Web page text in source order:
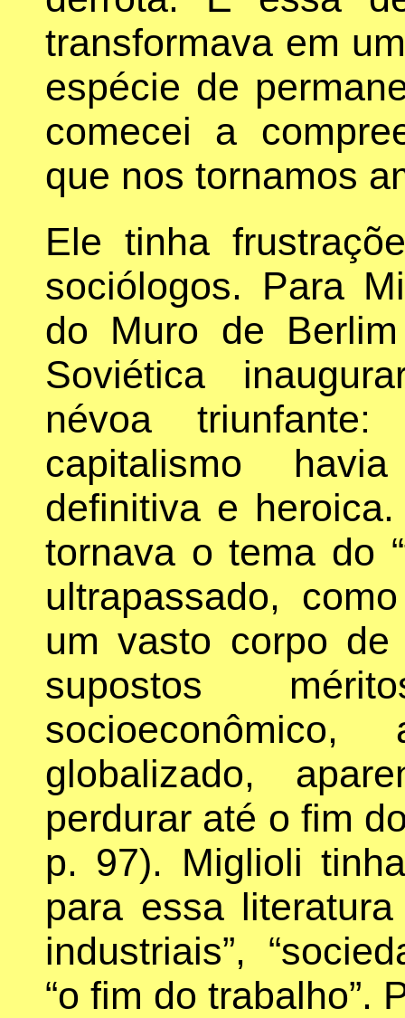
transformava em
espécie de
comecei a
que nos tornamos
Ele tinha
sociólogos. Para
do Muro de
Soviética
névoa
capitalismo
definitiva e
tornava o tema do
ultrapassado,
um vasto corpo de
supostos
globalizado,
perdurar até o fim
p. 97). Miglioli
para essa
industriais”,
“o fim do trabalho”.